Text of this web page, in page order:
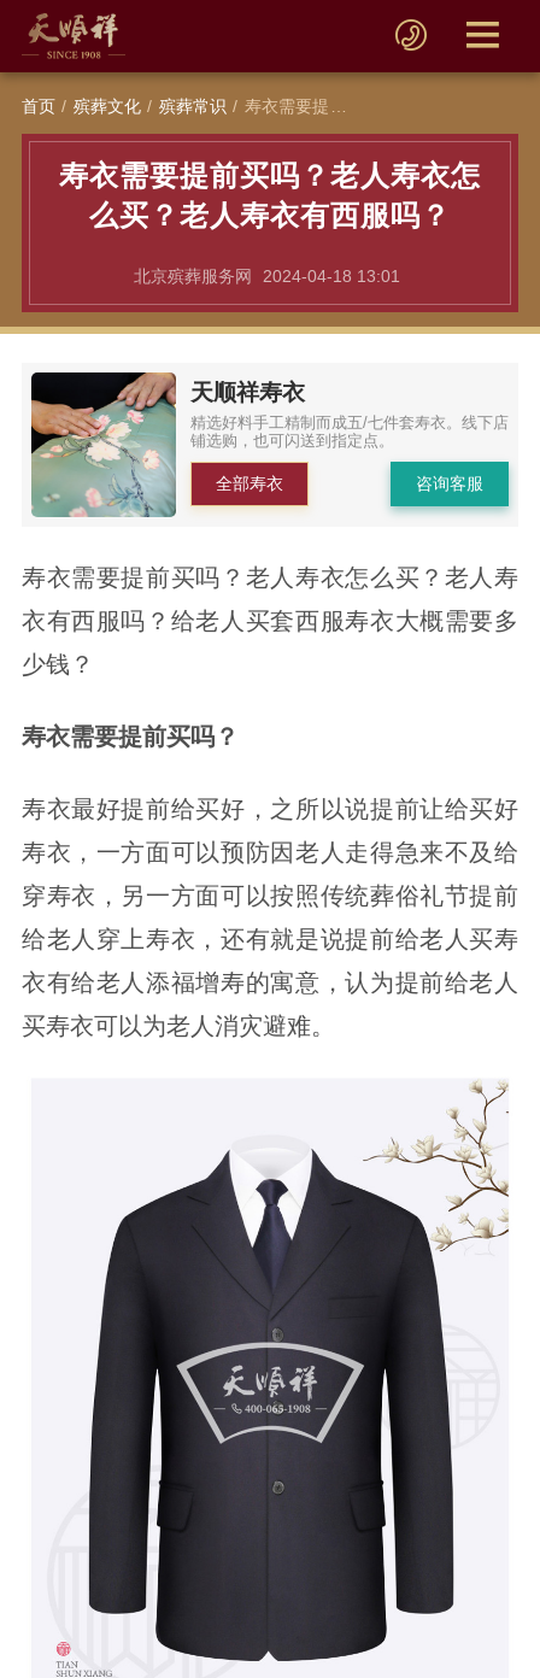
首页 殡葬文化 殡葬常识 寿衣需要提前买吗？老人寿衣怎么买？老人寿衣有西服吗？
寿衣需要提前买吗？老人寿衣怎
么买？老人寿衣有西服吗？
北京殡葬服务网 2024-04-18 13:01
天顺祥寿衣
精选好料手工精制而成五/七件套寿衣。线下店
铺选购，也可闪送到指定点。
全部寿衣 咨询客服
寿衣需要提前买吗？老人寿衣怎么买？老人寿
衣有西服吗？给老人买套西服寿衣大概需要多
少钱？
寿衣需要提前买吗？
寿衣最好提前给买好，之所以说提前让给买好
寿衣，一方面可以预防因老人走得急来不及给
穿寿衣，另一方面可以按照传统葬俗礼节提前
给老人穿上寿衣，还有就是说提前给老人买寿
衣有给老人添福增寿的寓意，认为提前给老人
买寿衣可以为老人消灾避难。